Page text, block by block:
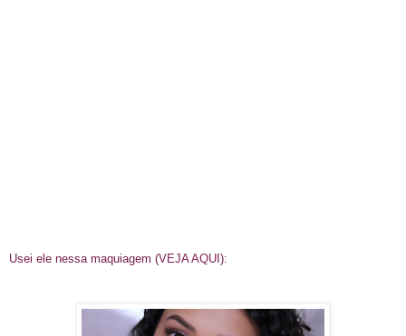
Usei ele nessa maquiagem (VEJA AQUI ):